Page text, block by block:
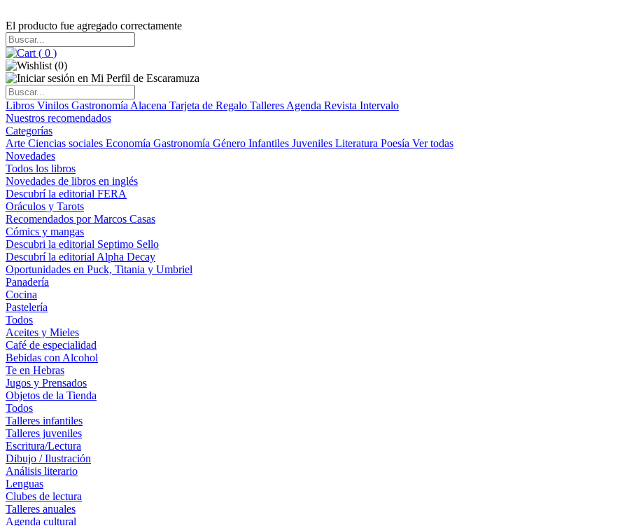
El producto fue agregado correctamente
( 0 )
(0)
Libros Vinilos Gastronomía Alacena Tarjeta de Regalo Talleres Agenda Revista Intervalo
Nuestros recomendados
Categorías
Arte Ciencias sociales Economía Gastronomía Género Infantiles Juveniles Literatura Poesía Ver todas
Novedades
Todos los libros
Novedades de libros en inglés
Descubrí la editorial FERA
Oráculos y Tarots
Recomendados por Marcos Casas
Cómics y mangas
Descubri la editorial Septimo Sello
Descubrí la editorial Alpha Decay
Oportunidades en Puck, Titania y Umbriel
Panadería
Cocina
Pastelería
Todos
Aceites y Mieles
Café de especialidad
Bebidas con Alcohol
Te en Hebras
Jugos y Prensados
Objetos de la Tienda
Todos
Talleres infantiles
Talleres juveniles
Escritura/Lectura
Dibujo / Ilustración
Análisis literario
Lenguas
Clubes de lectura
Talleres anuales
Agenda cultural